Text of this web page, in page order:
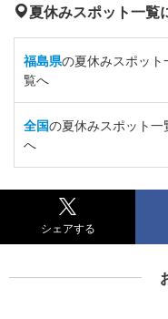
夏休みスポット一覧
福島県の夏休みスポット
覧へ
全国の夏休みスポット一
へ
シェアする